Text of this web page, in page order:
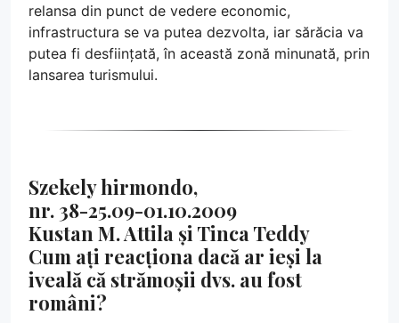
relansa din punct de vedere economic,
infrastructura se va putea dezvolta, iar sărăcia va
putea fi desființată, în această zonă minunată, prin
lansarea turismului.
Szekely hirmondo,
nr. 38-25.09-01.10.2009
Kustan M. Attila și Tinca Teddy
Cum ați reacționa dacă ar ieși la
iveală că strămoșii dvs. au fost
români?